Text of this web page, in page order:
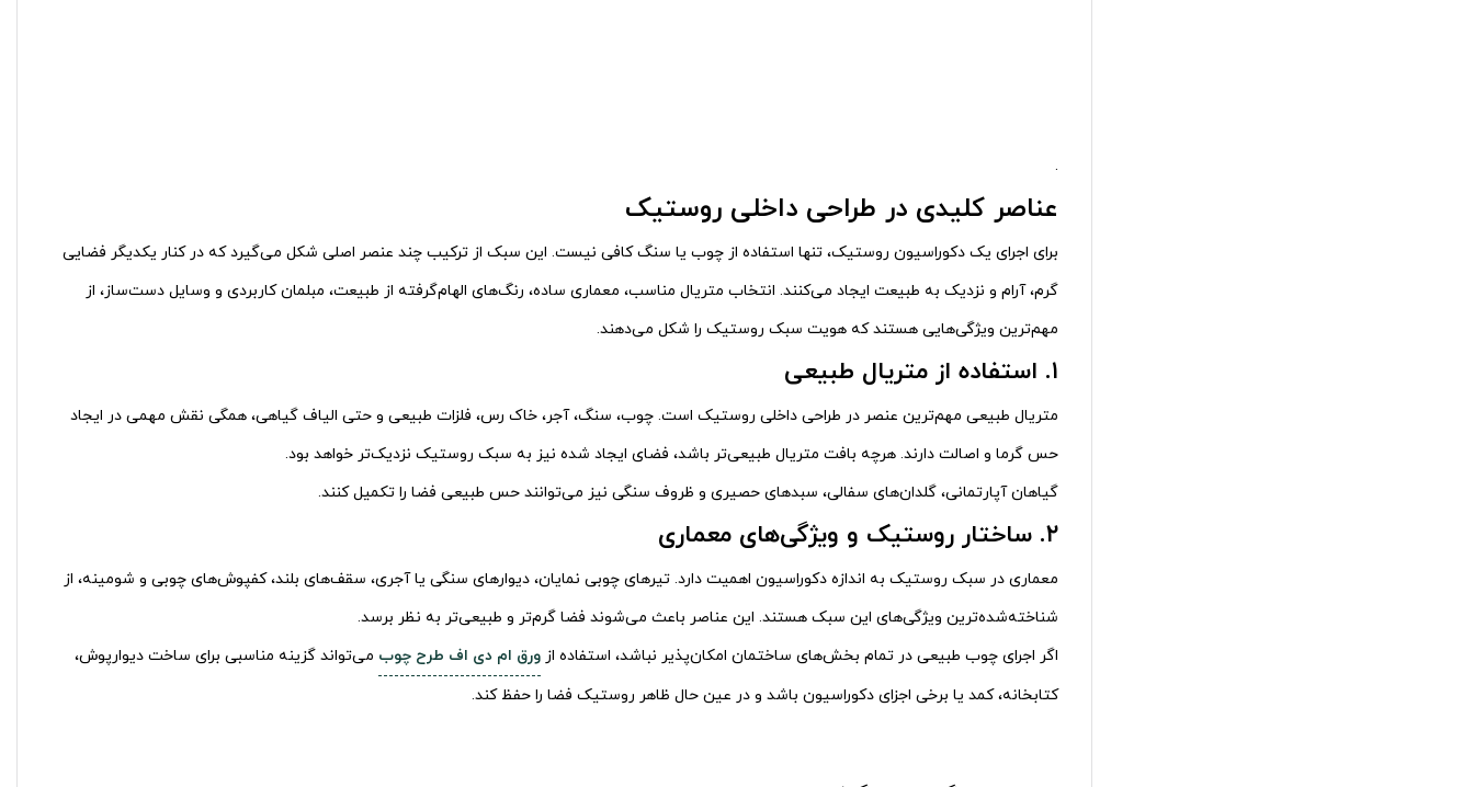
.
عناصر کلیدی در طراحی داخلی روستیک
برای اجرای یک دکوراسیون روستیک، تنها استفاده از چوب یا سنگ کافی نیست. این سبک از ترکیب چند عنصر اصلی شکل می‌گیرد که در کنار یکدیگر فضایی
گرم، آرام و نزدیک به طبیعت ایجاد می‌کنند. انتخاب متریال مناسب، معماری ساده، رنگ‌های الهام‌گرفته از طبیعت، مبلمان کاربردی و وسایل دست‌ساز، از
مهم‌ترین ویژگی‌هایی هستند که هویت سبک روستیک را شکل می‌دهند.
۱. استفاده از متریال طبیعی
متریال طبیعی مهم‌ترین عنصر در طراحی داخلی روستیک است. چوب، سنگ، آجر، خاک رس، فلزات طبیعی و حتی الیاف گیاهی، همگی نقش مهمی در ایجاد
حس گرما و اصالت دارند. هرچه بافت متریال طبیعی‌تر باشد، فضای ایجاد شده نیز به سبک روستیک نزدیک‌تر خواهد بود.
گیاهان آپارتمانی، گلدان‌های سفالی، سبدهای حصیری و ظروف سنگی نیز می‌توانند حس طبیعی فضا را تکمیل کنند.
۲. ساختار روستیک و ویژگی‌های معماری
معماری در سبک روستیک به اندازه دکوراسیون اهمیت دارد. تیرهای چوبی نمایان، دیوارهای سنگی یا آجری، سقف‌های بلند، کفپوش‌های چوبی و شومینه، از
شناخته‌شده‌ترین ویژگی‌های این سبک هستند. این عناصر باعث می‌شوند فضا گرم‌تر و طبیعی‌تر به نظر برسد.
اگر اجرای چوب طبیعی در تمام بخش‌های ساختمان امکان‌پذیر نباشد، استفاده ازورق ام دی اف طرح چوب می‌تواند گزینه مناسبی برای ساخت دیوارپوش،
کتابخانه، کمد یا برخی اجزای دکوراسیون باشد و در عین حال ظاهر روستیک فضا را حفظ کند.